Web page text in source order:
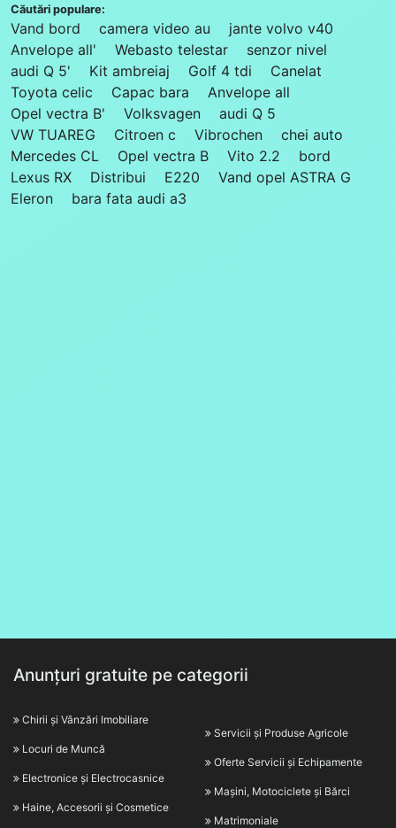
Căutări populare:
Vand bord camera video au
jante volvo v40
Anvelope all'
Webasto telestar
senzor nivel
audi Q 5'
Kit ambreiaj Golf 4 tdi
Canelat
Toyota celic
Capac bara
Anvelope all
Opel vectra B'
Volksvagen
audi Q 5
VW TUAREG
Citroen c Vibrochen
chei auto
Mercedes CL
Opel vectra B Vito 2.2
bord
Lexus RX
Distribui E220
Vand opel ASTRA G
Eleron
bara fata audi a3
Anunțuri gratuite pe categorii
Chirii și Vânzări Imobiliare
Locuri de Muncă
Electronice și Electrocasnice
Haine, Accesorii și Cosmetice
Servicii și Produse Agricole
Oferte Servicii și Echipamente
Mașini, Motociclete și Bărci
Matrimoniale